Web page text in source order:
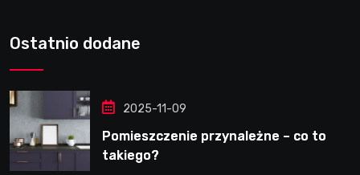
Ostatnio dodane
2025-11-09
Pomieszczenie przynależne – co to
takiego?